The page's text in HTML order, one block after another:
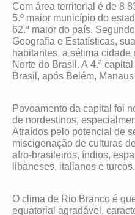
Com área territorial é de 8
5.º maior município do
62.ª maior do país.
Geografia e Estatísticas,
habitantes, a sétima
Norte do Brasil. A 4.ª
Brasil, após Belém,
Povoamento da capital foi
de nordestinos,
Atraídos pelo potencial de
miscigenação de culturas
afro-brasileiros, índios,
libaneses, italianos e turcos.
O clima de Rio Branco é
equatorial agradável,